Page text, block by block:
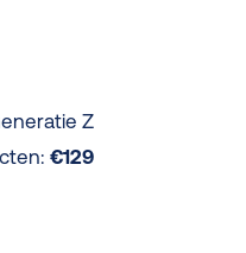
Z
€129